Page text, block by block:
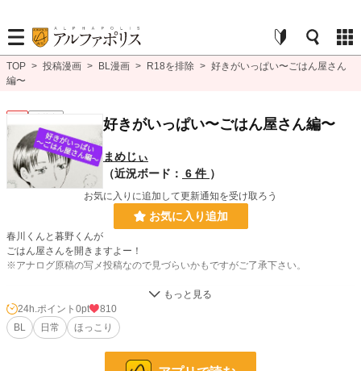
TOP > 投稿漫画 > BL漫画 > R18を排除 > 好きがいっぱい〜ごはん屋さん
編〜
好きがいっぱい〜ごはん屋さん編〜
まめじぃ
（近況ボード： 6 件 ）
お気に入りに追加して更新通知を受け取ろう
お気に入り追加
春川くんと暮野くんが
ごはん屋さんを開きますよー！
※アナログ原稿の写メ投稿なので見づらいかもですがご了承下さい。
BL 1,080 位 / 1,080 件
24h.ポイント 0pt
810
BL
日常 ほっこり